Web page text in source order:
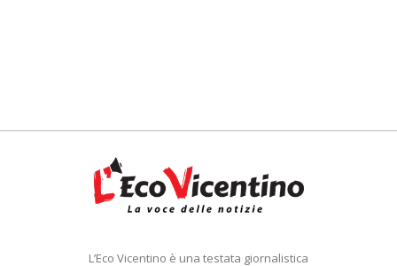
L’Eco Vicentino è una testata giornalistica